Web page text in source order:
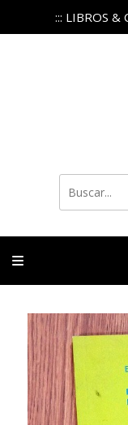
::: LIBROS &